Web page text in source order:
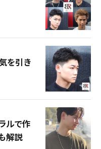
を引き
ルで作
解説